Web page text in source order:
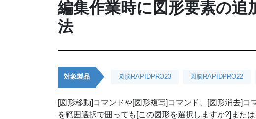
編集作業時に図形要素の
法
対象製品 図脳RAPIDPRO23 図脳RAPIDPRO22
[図形移動]コマンドや[図形複写]コマンド、[図形消去]
を範囲選択で囲っても[この図形を選択しますか?]また